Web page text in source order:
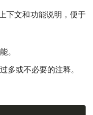
下文和功能说明，便于
。
多或不必要的注释。